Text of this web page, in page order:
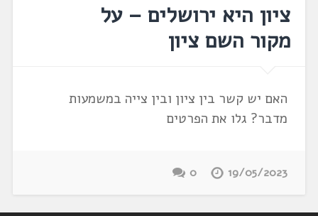
ציון היא ירושלים – על
מקור השם ציון
האם יש קשר בין ציון ובין צייה במשמעות
מדבר? גלו את הפרטים
19/05/2023
0